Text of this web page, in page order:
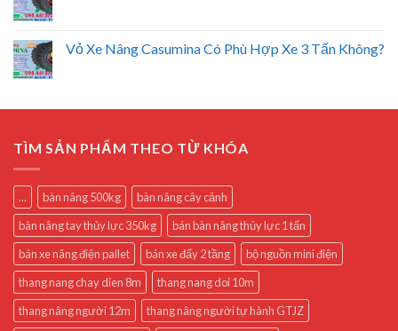
Vỏ Xe Nâng Casumina Có Phù Hợp Xe 3 Tấn Không?
TÌM SẢN PHẨM THEO TỪ KHÓA
... bàn nâng 500kg
bàn nâng cây cảnh
bàn nâng tay thủy lực 350kg
bán bàn nâng thủy lực 1 tấn
bán xe nâng điện pallet
bán xe đẩy 2 tầng
bộ nguồn mini điện
thang nang chay dien 8m
thang nang doi 10m
thang nâng người 12m
thang nâng người tự hành GTJZ